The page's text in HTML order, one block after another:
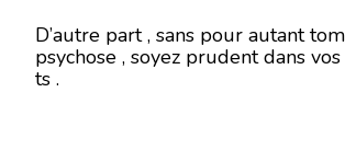
D’autre part , sans pour autant
psychose , soyez prudent dans
ts .